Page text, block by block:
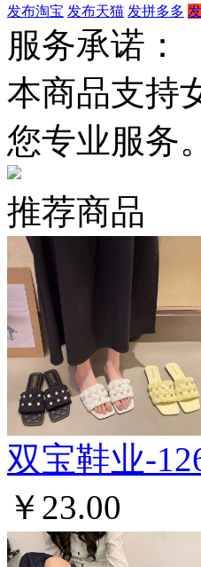
发布淘宝 发布天猫 发拼多多
服务承诺：
本商品支持
您专业服务。
推荐商品
双宝鞋业-
￥23.00